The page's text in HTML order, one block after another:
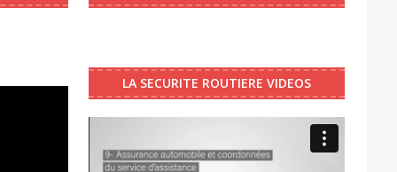
LA SECURITE ROUTIERE VIDEOS